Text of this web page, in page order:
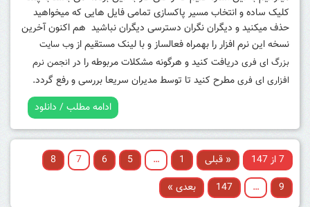
کلیک ساده و انتخاب مسیر پاکسازی تمامی فایل هایی که میخواهید
حذف میکنید و دیگران نگران دسترسی دیگران نباشید هم اکنون آخرین
نسخه این نرم افزار را بهمراه فعالساز و با لینک مستقیم از وب سایت
بزرگ ای فری دریافت کنید و هرگونه مشکلات مربوطه را در انجمن نرم
افزاری ای فری مطرح کنید تا توسط مدیران سریعا بررسی و رفع گردد.
ادامه مطلب / دانلود
7 از 147 « قبلی 1
…
5
6
7
8
9
…
147 بعدی »